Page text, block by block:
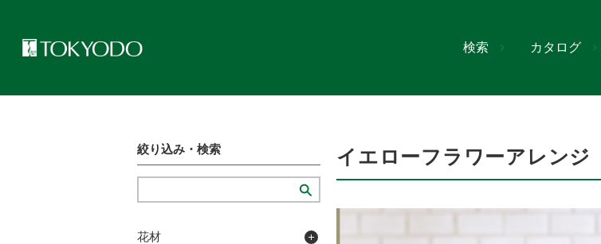
検索 カタログ
絞り込み・検索
花材
イエローフラワーアレンジ